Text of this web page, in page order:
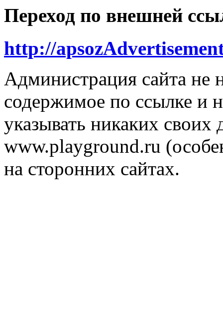
Переход по внешней
http://
Администрация сайта не
содержимое по ссылке и
указывать никаких
www.playground.ru
на сторонних сайтах.